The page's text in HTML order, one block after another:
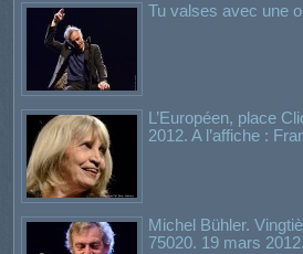
Tu valses avec une
L’Européen, place
2012. A l’affiche :
Michel Bühler.
75020. 19 mars 2012.